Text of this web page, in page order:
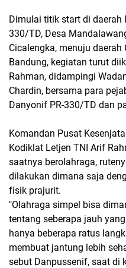
Dimulai titik start di daerah
330/TD, Desa
Cicalengka, menuju
Bandung, kegiatan turut
Rahman, didampingi
Chardin, bersama para
Danyonif PR-330/TD dan
Komandan Pusat
Kodiklat Letjen TNI Arif
saatnya berolahraga,
dilakukan dimana saja
fisik prajurit.
"Olahraga simpel bisa
tentang seberapa jauh
hanya beberapa ratus
membuat jantung lebih
sebut Danpussenif, saat di